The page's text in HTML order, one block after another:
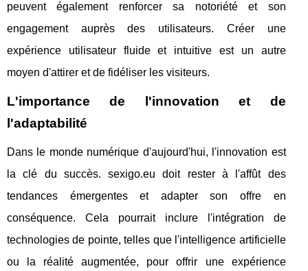
peuvent également renforcer sa notoriété et son
engagement auprès des utilisateurs. Créer une
expérience utilisateur fluide et intuitive est un autre
moyen d'attirer et de fidéliser les visiteurs.
L'importance de l'innovation et de
l'adaptabilité
Dans le monde numérique d'aujourd'hui, l'innovation est
la clé du succès. sexigo.eu doit rester à l'affût des
tendances émergentes et adapter son offre en
conséquence. Cela pourrait inclure l'intégration de
technologies de pointe, telles que l'intelligence artificielle
ou la réalité augmentée, pour offrir une expérience